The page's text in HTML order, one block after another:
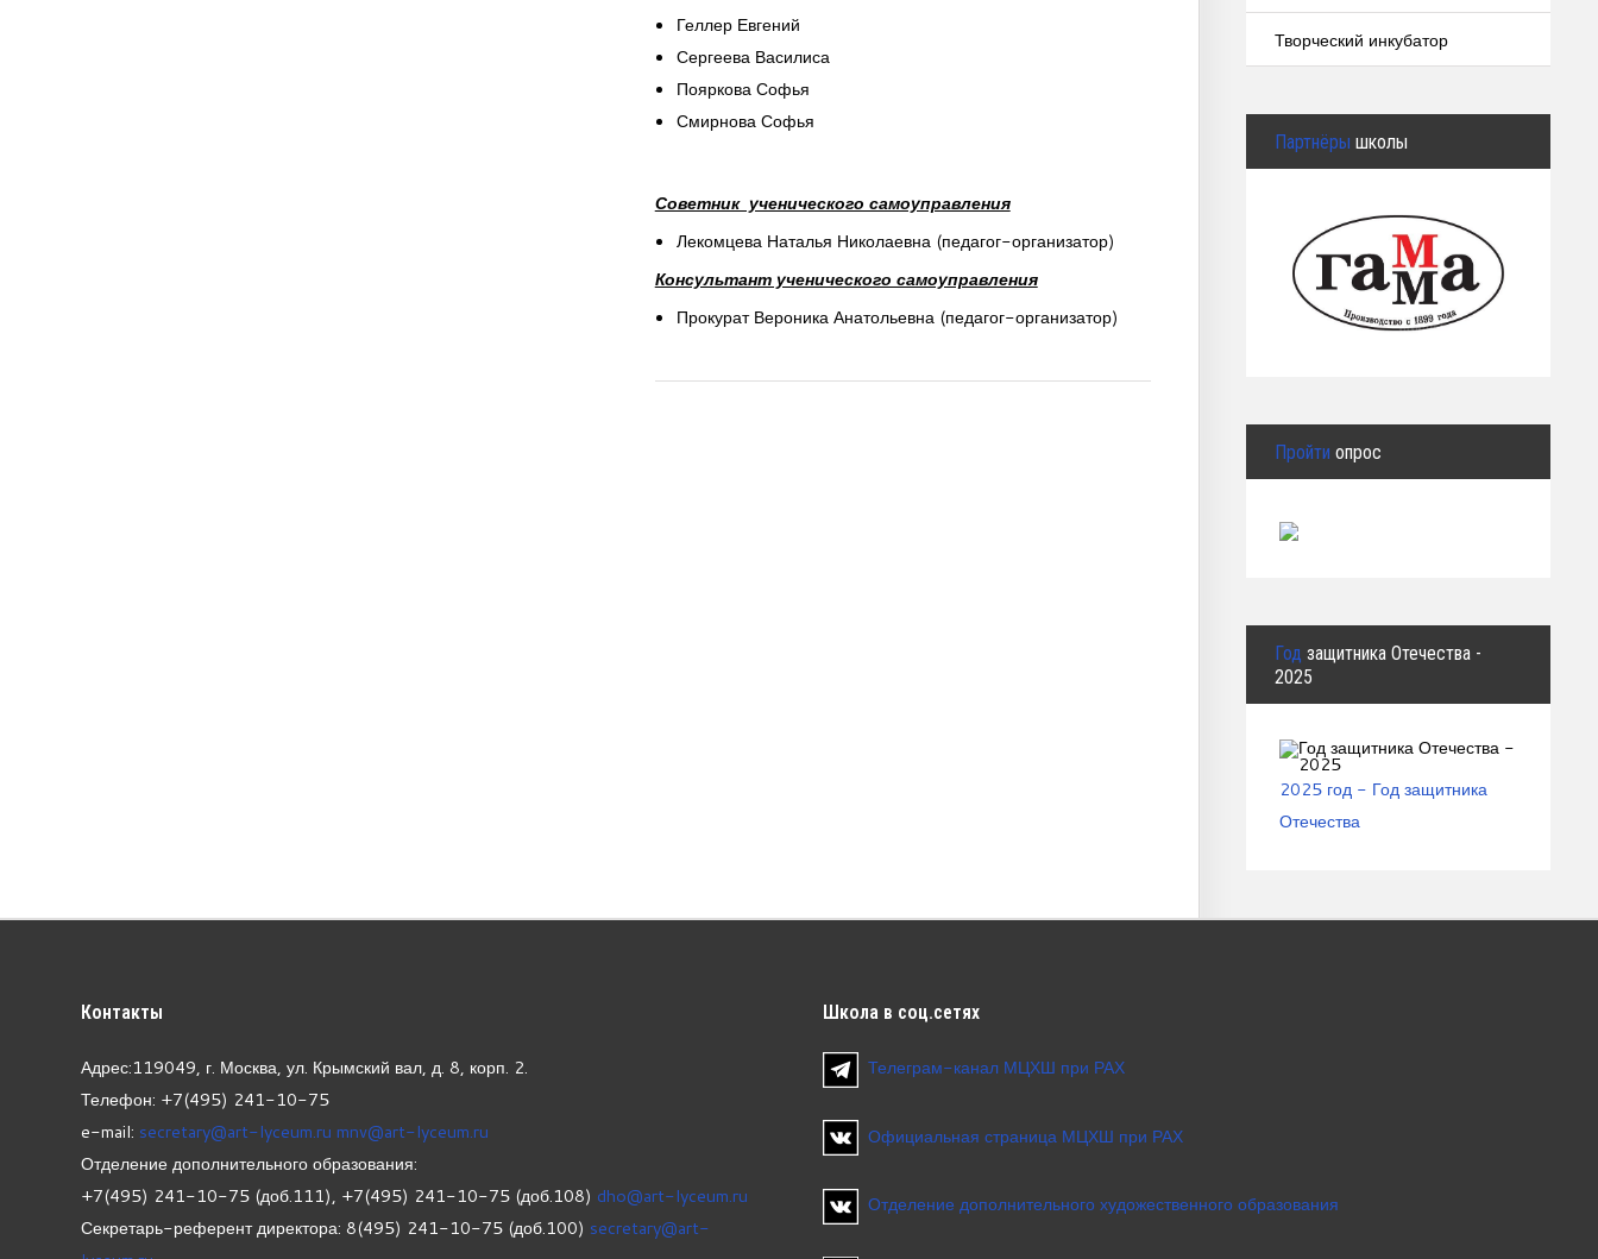
Геллер Евгений
Сергеева Василиса
Пояркова Софья
Смирнова Софья
Советник ученического самоуправления
Лекомцева Наталья Николаевна (педагог-организатор)
Консультант ученического самоуправления
Прокурат Вероника Анатольевна (педагог-организатор)
Творческий инкубатор
Партнёры школы
Пройти опрос
Год защитника Отечества -
2025
2025 год - Год защитника
Отечества
Контакты
Адрес:119049, г. Москва, ул. Крымский вал, д. 8, корп. 2.
Телефон: +7(495) 241-10-75
e-mail: secretary@art-lyceum.ru mnv@art-lyceum.ru
Отделение дополнительного образования:
+7(495) 241-10-75 (доб.111), +7(495) 241-10-75 (доб.108) dho@art-lyceum.ru
Секретарь-референт директора: 8(495) 241-10-75 (доб.100) secretary@art-
Школа в соц.сетях
Телеграм-канал МЦХШ при РАХ
Официальная страница МЦХШ при РАХ
Отделение дополнительного художественного образования